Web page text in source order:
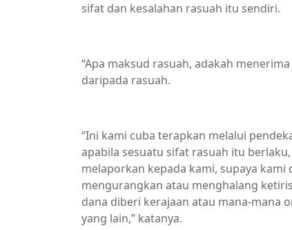
sifat dan kesalahan rasuah itu sendiri.
“Apa maksud rasuah, adakah
daripada rasuah.
“Ini kami cuba terapkan melalui
apabila sesuatu sifat rasuah itu
melaporkan kepada kami, supaya
mengurangkan atau menghalang
dana diberi kerajaan atau mana-mana
yang lain,” katanya.